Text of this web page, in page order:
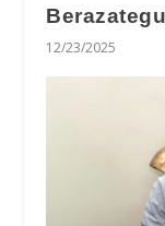
12/23/2025